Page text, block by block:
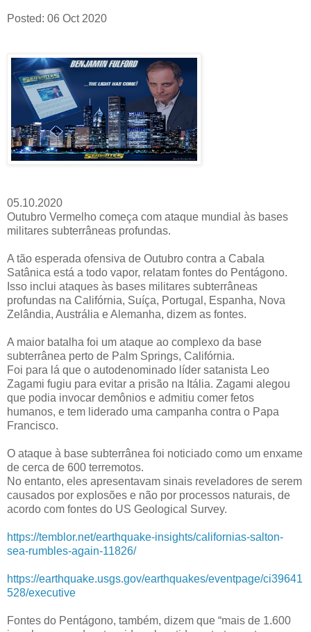
Posted: 06 Oct 2020
05.10.2020
Outubro Vermelho começa com ataque mundial às bases
militares subterrâneas profundas.
A tão esperada ofensiva de Outubro contra a Cabala
Satânica está a todo vapor, relatam fontes do Pentágono.
Isso inclui ataques às bases militares subterrâneas
profundas na Califórnia, Suíça, Portugal, Espanha, Nova
Zelândia, Austrália e Alemanha, dizem as fontes.
A maior batalha foi um ataque ao complexo da base
subterrânea perto de Palm Springs, Califórnia.
Foi para lá que o autodenominado líder satanista Leo
Zagami fugiu para evitar a prisão na Itália. Zagami alegou
que podia invocar demônios e admitiu comer fetos
humanos, e tem liderado uma campanha contra o Papa
Francisco.
O ataque à base subterrânea foi noticiado como um enxame
de cerca de 600 terremotos.
No entanto, eles apresentavam sinais reveladores de serem
causados por explosões e não por processos naturais, de
acordo com fontes do US Geological Survey.
https://temblor.net/earthquake-insights/californias-salton-
sea-rumbles-again-11826/
https://earthquake.usgs.gov/earthquakes/eventpage/ci39641
528/executive
Fontes do Pentágono, também, dizem que “mais de 1.600